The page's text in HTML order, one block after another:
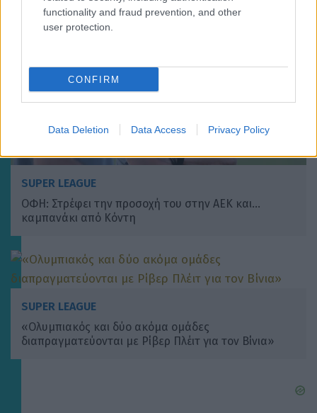
functionality and fraud prevention, and other
user protection.
CONFIRM
Data Deletion Data Access Privacy Policy
SUPER LEAGUE
ΟΦΗ: Στρέφει την προσοχή του στην ΑΕΚ και…
καμπανάκι από Κόντη
SUPER LEAGUE
«Ολυμπιακός και δύο ακόμα ομάδες
διαπραγματεύονται με Ρίβερ Πλέιτ για τον Βίνια»